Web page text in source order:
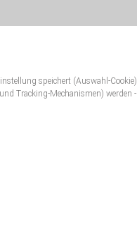
speichert (Auswahl-Cookie).
Tracking-Mechanismen) werden